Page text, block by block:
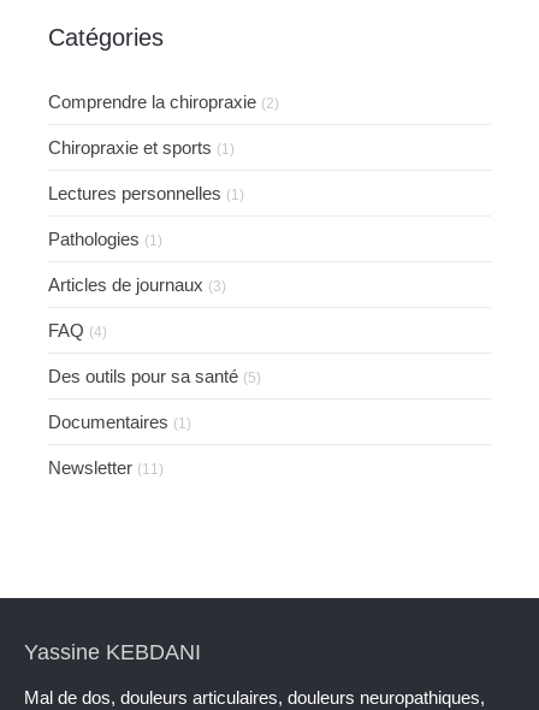
Catégories
Comprendre la chiropraxie (2)
Chiropraxie et sports (1)
Lectures personnelles (1)
Pathologies (1)
Articles de journaux (3)
FAQ (4)
Des outils pour sa santé (5)
Documentaires (1)
Newsletter (11)
Yassine KEBDANI
Mal de dos, douleurs articulaires, douleurs neuropathiques,